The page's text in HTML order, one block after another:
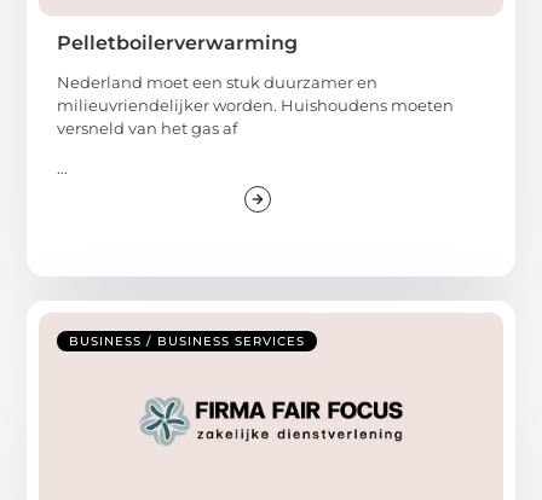
Pelletboilerverwarming
Nederland moet een stuk duurzamer en
milieuvriendelijker worden. Huishoudens moeten
versneld van het gas af
...
BUSINESS / BUSINESS SERVICES